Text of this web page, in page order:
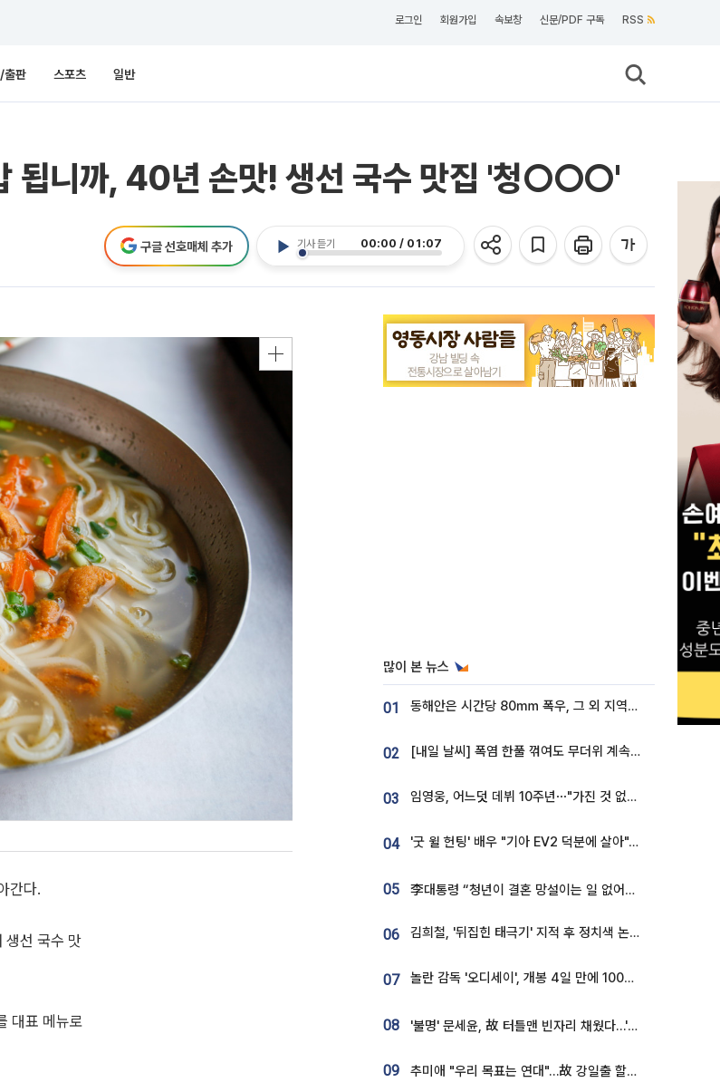
로그인 회원가입 속보창 신문/PDF 구독 RSS
출판 스포츠 일반
됩니까, 40년 손맛! 생선 국수 맛집 '청○○○'
기사 듣기 00:00 / 01:07
구글 선호매체 추가
간다.
생선 국수 맛
대표 메뉴로
많이 본 뉴스
01 동해안은 시간당 80㎜ 폭우, 그 외 지역은 폭염…‘극과 극 날씨’
02 [내일 날씨] 폭염 한풀 꺾여도 무더위 계속⋯동해안 이틀 연속 비
03 임영웅, 어느덧 데뷔 10주년⋯"가진 것 없던 시절, 내 앞엔 20명의 팬뿐"
04 '굿 윌 헌팅' 배우 "기아 EV2 덕분에 살아"…교통사고 후 안전성 극찬
05 李대통령 “청년이 결혼 망설이는 일 없어야...제도상 불이익 조사”
06 김희철, '뒤집힌 태극기' 지적 후 정치색 논란…"좌우 떠나 우리나라 국기"
07 놀란 감독 '오디세이', 개봉 4일 만에 100만 돌파⋯'왕사남' 보다 빠르다
08 '불명' 문세윤, 故 터틀맨 빈자리 채웠다…'거북이' 눈물의 최종 우승
09 추미애 "우리 목표는 연대"…故 강일출 할머니 흉상 제막